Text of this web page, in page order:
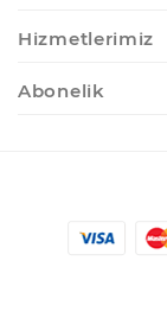
Hizmetlerimiz
Abonelik